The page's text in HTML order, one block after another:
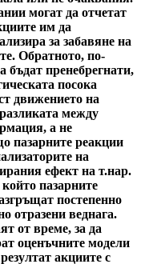
могат да отчетат
им да
за забавяне на
Обратното, по-
бъдат пренебрегнати,
посока
движението на
между
а не
пазарните реакции
на
ефект на т.нар.
пазарните
постепенно
отразени веднага.
от време, за да
оценъчните модели
акциите с